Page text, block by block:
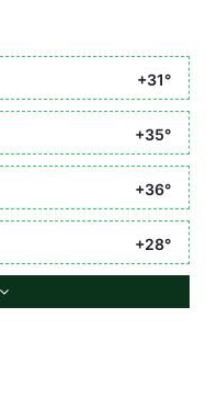
+31°
+35°
+36°
+28°